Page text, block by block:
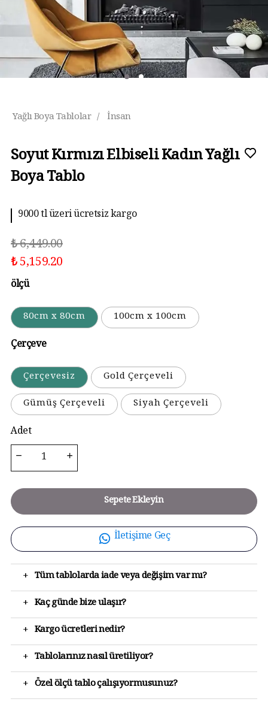
Yağlı Boya Tablolar / İnsan
Soyut Kırmızı Elbiseli Kadın Yağlı
Boya Tablo
10 aya kadar taksit imkanı
₺ 6,449.00
₺ 5,159.20
ölçü
80cm x 80cm 100cm x 100cm
Çerçeve
Çerçevesiz
Gold Çerçeveli
Gümüş Çerçeveli
Siyah Çerçeveli
Adet
Sepete Ekleyin
İletişime Geç
+ Tüm tablolarda iade veya değişim var mı?
+ Kaç günde bize ulaşır?
+ Kargo ücretleri nedir?
+ Tablolarınız nasıl üretiliyor?
+ Özel ölçü tablo çalışıyormusunuz?